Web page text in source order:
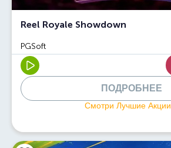
Reel Royale Showdown
PGSoft
ПОДРОБНЕЕ
Смотри Лучшие Акции